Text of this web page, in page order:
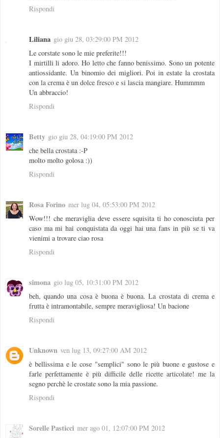
Rispondi
Liliana gio giu 28, 03:29:00 PM 2012
Le corstate sono le mie preferite!!!
I mirtilli li adoro. Ho letto che fanno benissimo. Sono un potente
antiossidante. Un binomio dei migliori. Poi in estate la crostata
con la crema è un dolce fresco e si lascia mangiare. Hummmm
Un abbraccio!
Rispondi
Betty gio giu 28, 04:19:00 PM 2012
che bella crostata :-P
molto molto golosa :))
Rispondi
Rosa Forino mer lug 04, 05:53:00 PM 2012
Wow!!! che meraviglia deve essere squisita ti ho conosciuta per
caso ma mi hai conquistata da oggi hai una fans in più se ti va
vienimi a trovare ciao rosa
Rispondi
simona gio lug 05, 10:31:00 PM 2012
beh, quando una cosa è buona è buona. La crostata di crema e
frutta è intramontabile, sempre meravigliosa! Un bacione
Rispondi
Unknown ven lug 13, 09:27:00 AM 2012
è bellissima e le cose "semplici" sono le più buone e gustose e
farle perfettamente è più difficile delle ricette articolate! me la
segno perchè le crostate sono la mia passione.
Rispondi
Sorelle Pasticci mer ago 01, 12:07:00 PM 2012